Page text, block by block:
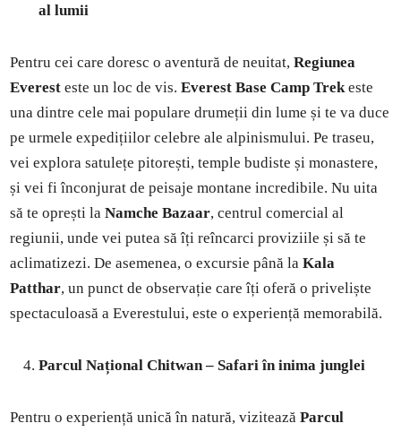
al lumii
Pentru cei care doresc o aventură de neuitat,Regiunea
Everest este un loc de vis.Everest Base Camp Trek este
una dintre cele mai populare drumeții din lume și te va duce
pe urmele expedițiilor celebre ale alpinismului. Pe traseu,
vei explora satulețe pitorești, temple budiste și monastere,
și vei fi înconjurat de peisaje montane incredibile. Nu uita
să te oprești laNamche Bazaar, centrul comercial al
regiunii, unde vei putea să îți reîncarci proviziile și să te
aclimatizezi. De asemenea, o excursie până laKala
Patthar, un punct de observație care îți oferă o priveliște
spectaculoasă a Everestului, este o experiență memorabilă.
Parcul Național Chitwan – Safari în inima junglei
Pentru o experiență unică în natură, viziteazăParcul